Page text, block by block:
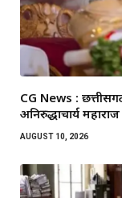
CG News :
अनिरुद्धाचार्य
AUGUST 10, 2026